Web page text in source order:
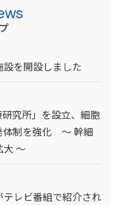
を開設しました
研究所」を設立、細胞
体制を強化 ～ 幹細
大 ～
レビ番組で紹介され